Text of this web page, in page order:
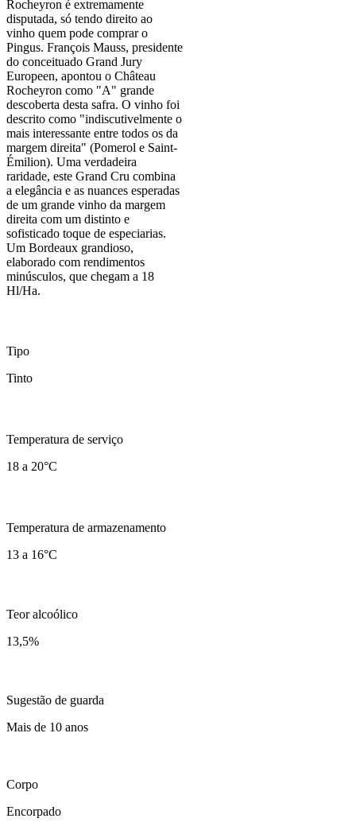
Rocheyron é extremamente
disputada, só tendo direito ao
vinho quem pode comprar o
Pingus. François Mauss, presidente
do conceituado Grand Jury
Europeen, apontou o Château
Rocheyron como "A" grande
descoberta desta safra. O vinho foi
descrito como "indiscutivelmente o
mais interessante entre todos os da
margem direita" (Pomerol e Saint-
Émilion). Uma verdadeira
raridade, este Grand Cru combina
a elegância e as nuances esperadas
de um grande vinho da margem
direita com um distinto e
sofisticado toque de especiarias.
Um Bordeaux grandioso,
elaborado com rendimentos
minúsculos, que chegam a 18
Hl/Ha.
Tipo
Tinto
Temperatura de serviço
18 a 20°C
Temperatura de armazenamento
13 a 16°C
Teor alcoólico
13,5%
Sugestão de guarda
Mais de 10 anos
Corpo
Encorpado